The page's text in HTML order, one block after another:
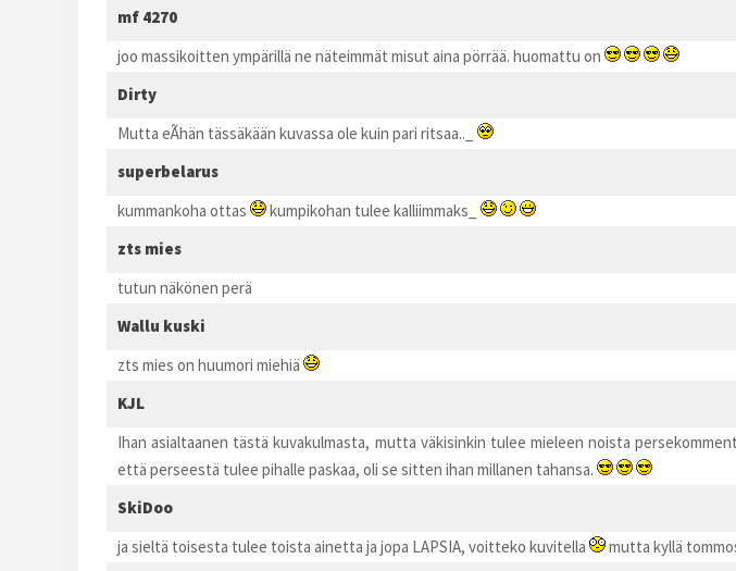
mf 4270
joo massikoitten ympärillä ne näteimmät misut aina pörrää. huomattu on
Dirty
Mutta eÃ­hän tässäkään kuvassa ole kuin pari ritsaa.._
superbelarus
kummankoha ottas
kumpikohan tulee kalliimmaks_
zts mies
tutun näkönen perä
Wallu kuski
zts mies on huumori miehiä
KJL
Ihan asialtaanen tästä kuvakulmasta, mutta väkisinkin tulee mieleen noista
että perseestä tulee pihalle paskaa, oli se sitten ihan millanen tahansa.
SkiDoo
ja sieltä toisesta tulee toista ainetta ja jopa LAPSIA, voitteko kuvitella
mutta kyllä